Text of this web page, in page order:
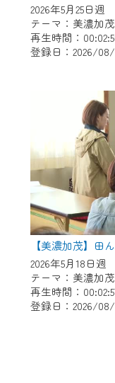
2026年5月25日
テーマ：美濃加
再生時間：
登録日：2026/
【美濃加茂】田
2026年5月18日
テーマ：美濃加
再生時間：
登録日：2026/